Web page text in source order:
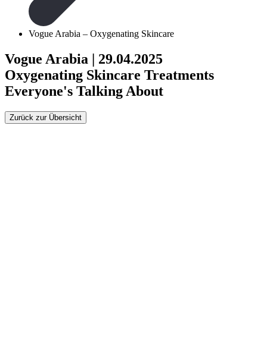
Vogue Arabia – Oxygenating Skincare
Vogue Arabia | 29.04.2025
Oxygenating Skincare Treatments
Everyone's Talking About
Zurück zur Übersicht